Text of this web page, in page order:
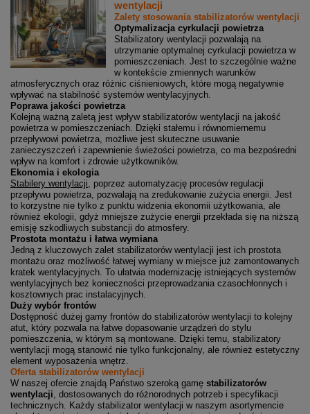
wentylacji
Zalety stosowania stabilizatorów wentylacji
Optymalizacja cyrkulacji powietrza
Stabilizatory wentylacji pozwalają na
utrzymanie optymalnej cyrkulacji powietrza w
pomieszczeniach. Jest to szczególnie ważne
w kontekście zmiennych warunków
atmosferycznych oraz różnic ciśnieniowych, które mogą negatywnie
wpływać na stabilność systemów wentylacyjnych.
Poprawa jakości powietrza
Kolejną ważną zaletą jest wpływ stabilizatorów wentylacji na jakość
powietrza w pomieszczeniach. Dzięki stałemu i równomiernemu
przepływowi powietrza, możliwe jest skuteczne usuwanie
zanieczyszczeń i zapewnienie świeżości powietrza, co ma bezpośredni
wpływ na komfort i zdrowie użytkowników.
Ekonomia i ekologia
Stabilery wentylacji, poprzez automatyzację procesów regulacji
przepływu powietrza, pozwalają na zredukowanie zużycia energii. Jest
to korzystne nie tylko z punktu widzenia ekonomii użytkowania, ale
również ekologii, gdyż mniejsze zużycie energii przekłada się na niższą
emisję szkodliwych substancji do atmosfery.
Prostota montażu i łatwa wymiana
Jedną z kluczowych zalet stabilizatorów wentylacji jest ich prostota
montażu oraz możliwość łatwej wymiany w miejsce już zamontowanych
kratek wentylacyjnych. To ułatwia modernizację istniejących systemów
wentylacyjnych bez konieczności przeprowadzania czasochłonnych i
kosztownych prac instalacyjnych.
Duży wybór frontów
Dostępność dużej gamy frontów do stabilizatorów wentylacji to kolejny
atut, który pozwala na łatwe dopasowanie urządzeń do stylu
pomieszczenia, w którym są montowane. Dzięki temu, stabilizatory
wentylacji mogą stanowić nie tylko funkcjonalny, ale również estetyczny
element wyposażenia wnętrz.
Oferta stabilizatorów wentylacji
W naszej ofercie znajdą Państwo szeroką gamę stabilizatorów
wentylacji, dostosowanych do różnorodnych potrzeb i specyfikacji
technicznych. Każdy stabilizator wentylacji w naszym asortymencie